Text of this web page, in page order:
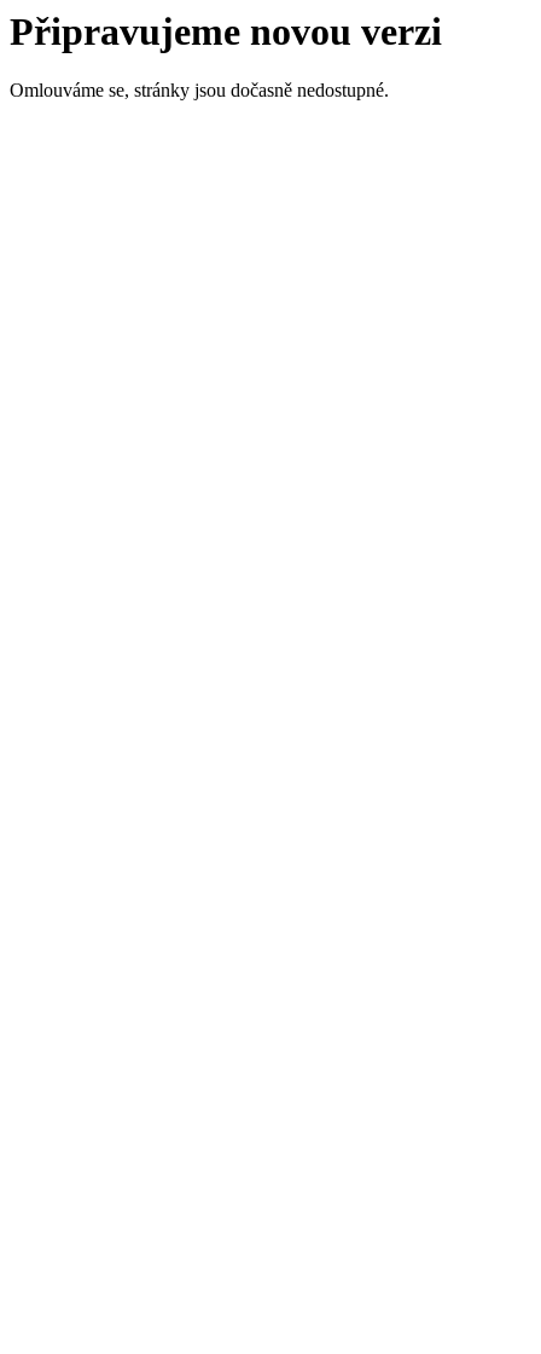
Připravujeme novou verzi
Omlouváme se, stránky jsou dočasně nedostupné.